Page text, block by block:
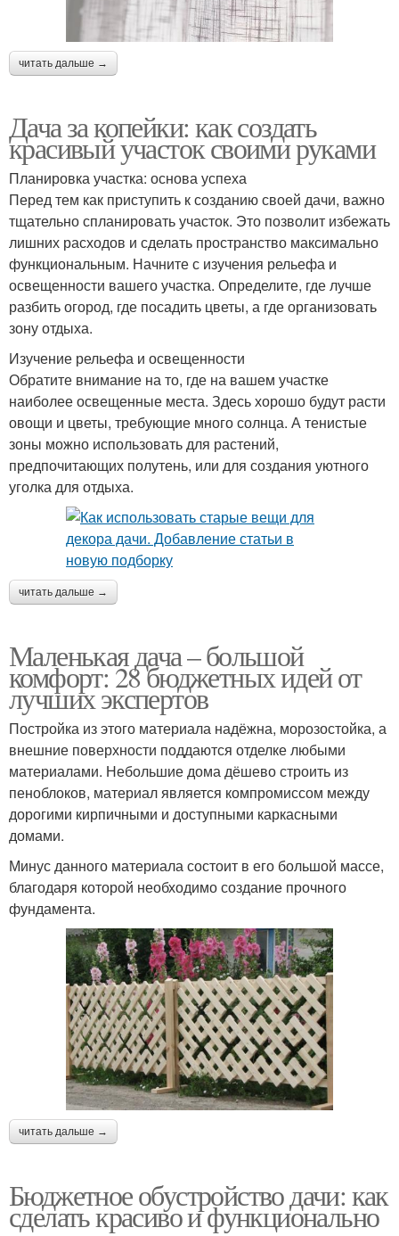
читать дальше →
Дача за копейки: как создать
красивый участок своими руками
Планировка участка: основа успеха
Перед тем как приступить к созданию своей дачи, важно
тщательно спланировать участок. Это позволит избежать
лишних расходов и сделать пространство максимально
функциональным. Начните с изучения рельефа и
освещенности вашего участка. Определите, где лучше
разбить огород, где посадить цветы, а где организовать
зону отдыха.
Изучение рельефа и освещенности
Обратите внимание на то, где на вашем участке
наиболее освещенные места. Здесь хорошо будут расти
овощи и цветы, требующие много солнца. А тенистые
зоны можно использовать для растений,
предпочитающих полутень, или для создания уютного
уголка для отдыха.
читать дальше →
Маленькая дача – большой
комфорт: 28 бюджетных идей от
лучших экспертов
Постройка из этого материала надёжна, морозостойка, а
внешние поверхности поддаются отделке любыми
материалами. Небольшие дома дёшево строить из
пеноблоков, материал является компромиссом между
дорогими кирпичными и доступными каркасными
домами.
Минус данного материала состоит в его большой массе,
благодаря которой необходимо создание прочного
фундамента.
читать дальше →
Бюджетное обустройство дачи: как
сделать красиво и функционально